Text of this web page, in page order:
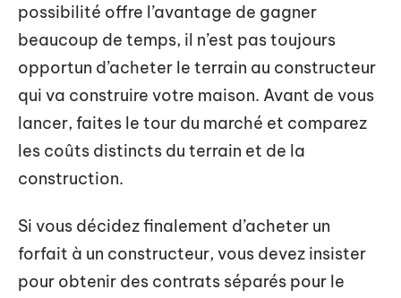
possibilité offre l’avantage de gagner
beaucoup de temps, il n’est pas toujours
opportun d’acheter le terrain au constructeur
qui va construire votre maison. Avant de vous
lancer, faites le tour du marché et comparez
les coûts distincts du terrain et de la
construction.
Si vous décidez finalement d’acheter un
forfait à un constructeur, vous devez insister
pour obtenir des contrats séparés pour le